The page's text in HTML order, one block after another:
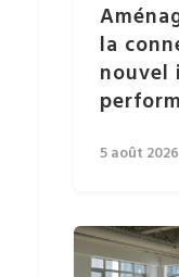
la
nouvel
5 août 2026